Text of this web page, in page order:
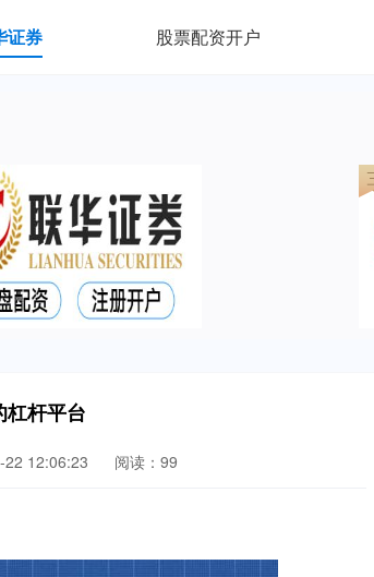
证券 股票配资开户
杠杆平台
12:06:23 阅读：99